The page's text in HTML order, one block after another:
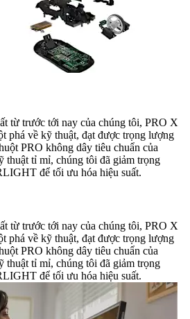
từ trước tới nay của chúng tôi, PRO X
phá về kỹ thuật, đạt được trọng lượng
PRO không dây tiêu chuẩn của
tỉ mỉ, chúng tôi đã giảm trọng
để tối ưu hóa hiệu suất.
từ trước tới nay của chúng tôi, PRO X
phá về kỹ thuật, đạt được trọng lượng
PRO không dây tiêu chuẩn của
tỉ mỉ, chúng tôi đã giảm trọng
để tối ưu hóa hiệu suất.